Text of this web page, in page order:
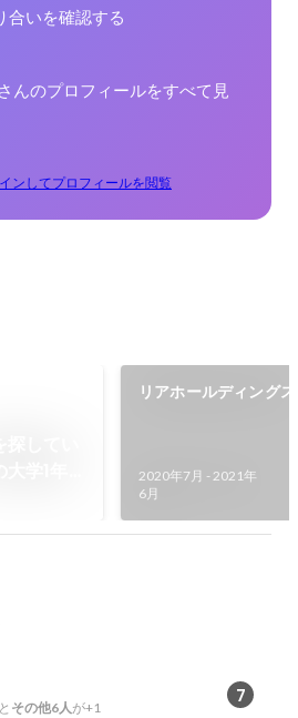
合いを確認する
んのプロフィールをすべて見
ンしてプロフィールを閲覧
リアホールディング
2020年7月 -2021年
6月
7
と その他6人が+1